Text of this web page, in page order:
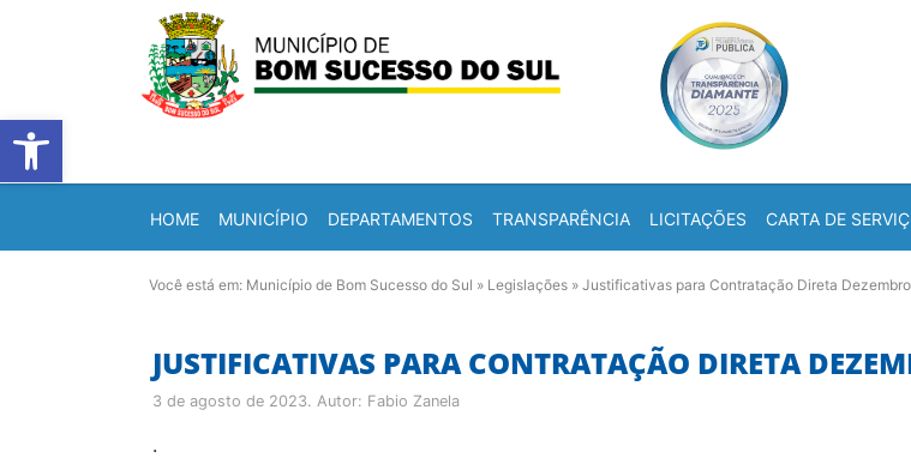
Barra de Ferramentas Aberta
HOME MUNICÍPIO DEPARTAMENTOS TRANSPARÊNCIA LICITAÇÕES CARTA DE
Você está em: Município de Bom Sucesso do Sul » Legislações » Justificativas para Contratação Direta
JUSTIFICATIVAS PARA CONTRATAÇÃO DIRETA
3 de agosto de 2023. Autor: Fabio Zanela
.